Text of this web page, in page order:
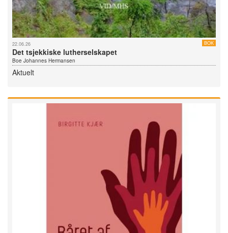
22.06.26 BOK
Det tsjekkiske lutherselskapet
Boe Johannes Hermansen
Aktuelt